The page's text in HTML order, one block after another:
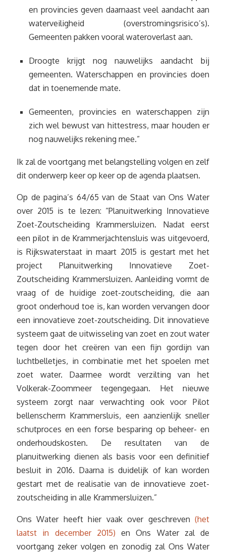
en provincies geven daarnaast veel aandacht aan
waterveiligheid (overstromingsrisico’s).
Gemeenten pakken vooral wateroverlast aan.
Droogte krijgt nog nauwelijks aandacht bij
gemeenten. Waterschappen en provincies doen
dat in toenemende mate.
Gemeenten, provincies en waterschappen zijn
zich wel bewust van hittestress, maar houden er
nog nauwelijks rekening mee.”
Ik zal de voortgang met belangstelling volgen en zelf
dit onderwerp keer op keer op de agenda plaatsen.
Op de pagina’s 64/65 van de Staat van Ons Water
over 2015 is te lezen: “Planuitwerking Innovatieve
Zoet-Zoutscheiding Krammersluizen. Nadat eerst
een pilot in de Krammerjachtensluis was uitgevoerd,
is Rijkswaterstaat in maart 2015 is gestart met het
project Planuitwerking Innovatieve Zoet-
Zoutscheiding Krammersluizen. Aanleiding vormt de
vraag of de huidige zoet-zoutscheiding, die aan
groot onderhoud toe is, kan worden vervangen door
een innovatieve zoet-zoutscheiding. Dit innovatieve
systeem gaat de uitwisseling van zoet en zout water
tegen door het creëren van een fijn gordijn van
luchtbelletjes, in combinatie met het spoelen met
zoet water. Daarmee wordt verzilting van het
Volkerak-Zoommeer tegengegaan. Het nieuwe
systeem zorgt naar verwachting ook voor Pilot
bellenscherm Krammersluis, een aanzienlijk sneller
schutproces en een forse besparing op beheer- en
onderhoudskosten. De resultaten van de
planuitwerking dienen als basis voor een definitief
besluit in 2016. Daarna is duidelijk of kan worden
gestart met de realisatie van de innovatieve zoet-
zoutscheiding in alle Krammersluizen.”
Ons Water heeft hier vaak over geschreven (het
laatst in december 2015) en Ons Water zal de
voortgang zeker volgen en zonodig zal Ons Water